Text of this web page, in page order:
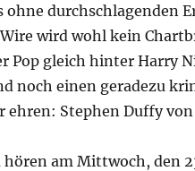
durchschlagenden
wird wohl kein
Pop gleich hinter Harry
noch einen geradezu
Stephen Duffy
hören am Mittwoch, den